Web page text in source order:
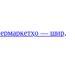
— шир,